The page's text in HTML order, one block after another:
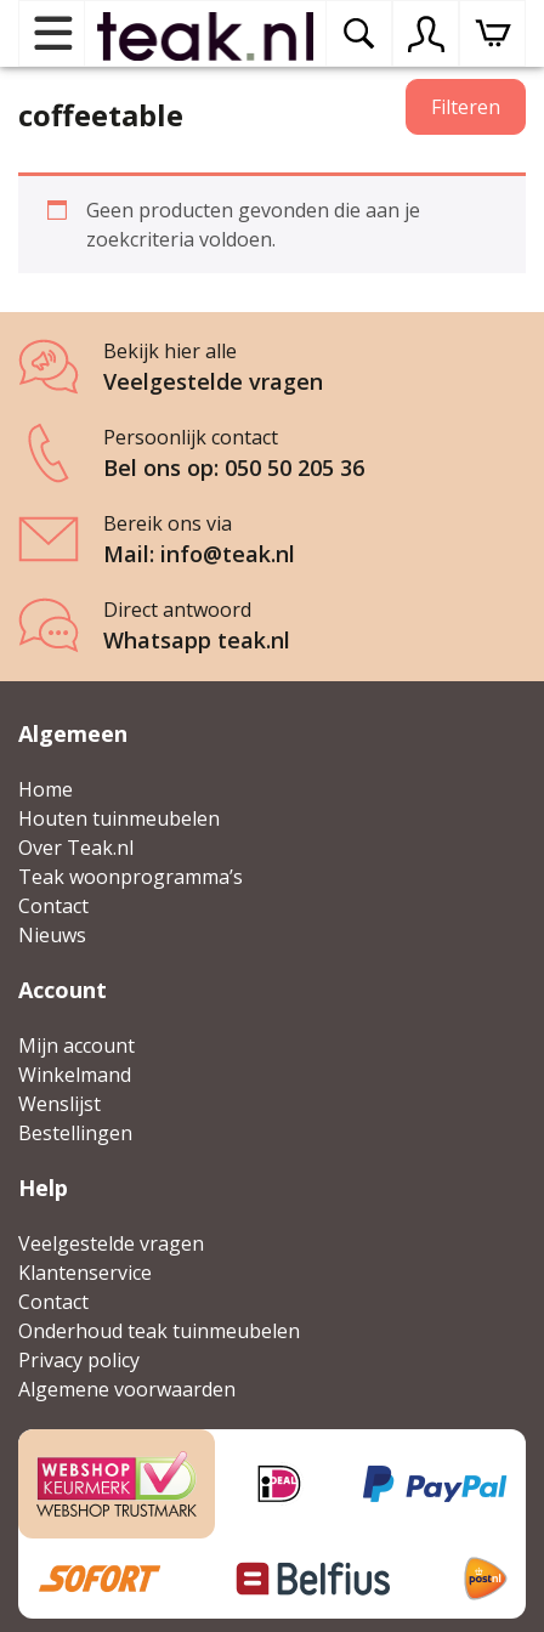
Home
Teak tuinmeubelen
Teak woonprogramma’s
Teak onderhoudsproducten
binnenmeubelen
Contact
Mijn account
coffeetable Filteren
Geen producten gevonden die aan je
zoekcriteria voldoen.
Bekijk hier alle
Veelgestelde vragen
Persoonlijk contact
Bel ons op: 050 50 205 36
Bereik ons via
Mail: info@teak.nl
Direct antwoord
Whatsapp teak.nl
Algemeen
Home
Houten tuinmeubelen
Over Teak.nl
Teak woonprogramma’s
Contact
Nieuws
Account
Mijn account
Winkelmand
Wenslijst
Bestellingen
Help
Veelgestelde vragen
Klantenservice
Contact
Onderhoud teak tuinmeubelen
Privacy policy
Algemene voorwaarden